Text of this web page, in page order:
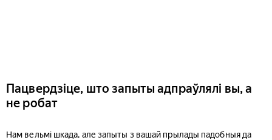
Пацвердзіце, што запыты адпраўлялі вы, а
не робат
Нам вельмі шкада, але запыты з вашай прылады падобныя да